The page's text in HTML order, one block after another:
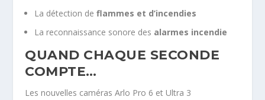
La détection deflammes et d’incendies
La reconnaissance sonore des alarmes incendie
QUAND CHAQUE SECONDE
COMPTE…
Les nouvelles caméras Arlo Pro 6 et Ultra 3